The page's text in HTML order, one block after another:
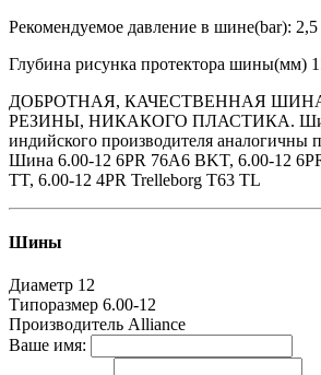
Рекомендуемое давление в шине(bar): 2,5
Глубина рисунка протектора шины(мм)
ДОБРОТНАЯ, КАЧЕСТВЕННАЯ
РЕЗИНЫ, НИКАКОГО ПЛАСТИКА.
индийского производителя аналогичны
Шина 6.00-12 6PR 76A6 BKT, 6.00-12
TT, 6.00-12 4PR Trelleborg T63 TL
Шины
Диаметр 12
Типоразмер 6.00-12
Производитель Аlliance
Ваше имя: